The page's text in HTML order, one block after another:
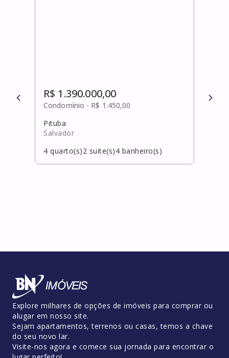
R$ 1.390.000,00
Condomínio - R$ 1.450,00
Pituba
Salvador
4 quarto(s)2 suite(s)4 banheiro(s)
R$
Explore milhares de opções de imóveis para comprar ou
alugar em nosso site.
Sejam apartamentos, terrenos ou casas, temos a chave
do seu novo lar.
Visite-nos agora e comece sua jornada para encontrar o